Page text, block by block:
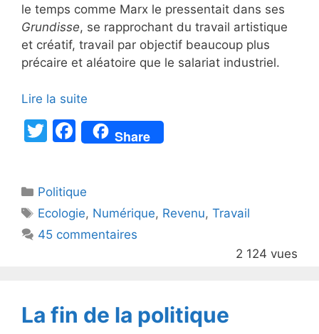
le temps comme Marx le pressentait dans ses
Grundisse, se rapprochant du travail artistique
et créatif, travail par objectif beaucoup plus
précaire et aléatoire que le salariat industriel.
Lire la suite
T
er
F
a
e
b
o
Share
Catégories
Politique
Étiquettes
Ecologie, Numérique, Revenu,Travail
45 commentaires
2 124 vues
La fin de la politique